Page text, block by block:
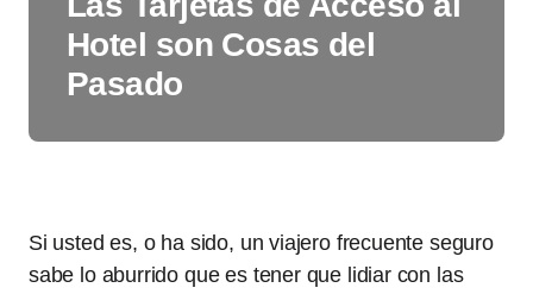
Hotel son Cosas del
Pasado
Si usted es, o ha sido, un viajero frecuente seguro
sabe lo aburrido que es tener que lidiar con las